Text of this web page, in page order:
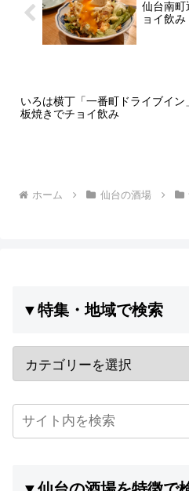
仙台南町
ョイ飲み
いろは横丁「一番町ドライブイン
板焼きでチョイ飲み
ホーム 仙台の酒場
▼特集・地域で検索